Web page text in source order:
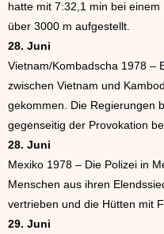
hatte mit 7:32,1 min bei
über 3000 m aufgestellt.
28. Juni
Vietnam/Kombadscha 1978 –
zwischen Vietnam und
gekommen. Die Regierungen
gegenseitig der Provokation
28. Juni
Mexiko 1978 – Die Polizei in
Menschen aus ihren
vertrieben und die Hütten mit
29. Juni